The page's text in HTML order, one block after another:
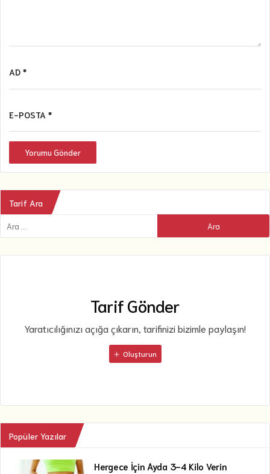
AD *
E-POSTA *
Yorumu Gönder
Tarif Ara
Tarif Gönder
Yaratıcılığınızı açığa çıkarın, tarifinizi bizimle paylaşın!
Oluşturun
Popüler Yazılar
Hergece İçin Ayda 3-4 Kilo Verin